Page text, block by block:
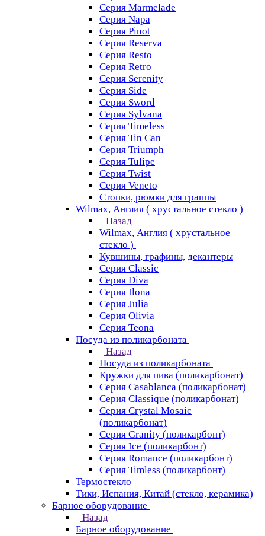
Серия Marmelade
Серия Napa
Серия Pinot
Серия Reserva
Серия Resto
Серия Retro
Серия Serenity
Серия Side
Серия Sword
Серия Sуlvana
Серия Timeless
Серия Tin Can
Серия Triumph
Серия Tulipe
Серия Twist
Серия Veneto
Стопки, рюмки для граппы
Wilmax, Англия ( хрустальное стекло )
Назад
Wilmax, Англия ( хрустальное
стекло )
Кувшины, графины, декантеры
Серия Classic
Серия Diva
Серия Ilona
Серия Julia
Серия Olivia
Серия Teona
Посуда из поликарбоната
Назад
Посуда из поликарбоната
Кружки для пива (поликарбонат)
Серия Casablanсa (поликарбонат)
Серия Classique (поликарбонат)
Серия Crystal Mosaic
(поликарбонат)
Серия Granity (поликарбонт)
Серия Ice (поликарбонт)
Серия Romance (поликарбонт)
Серия Timless (поликарбонт)
Термостекло
Тики, Испания, Китай (стекло, керамика)
Барное оборудование
Назад
Барное оборудование